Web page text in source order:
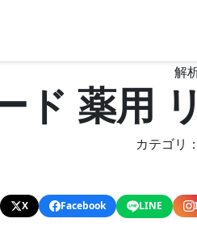
解
ド 薬用
カテゴリ
X Facebook LINE